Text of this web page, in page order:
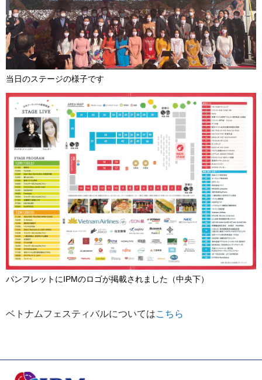
当日のステージの様子です
パンフレットにIPMのロゴが掲載されました（中央下）
ベトナムフェスティバルについてはこちら